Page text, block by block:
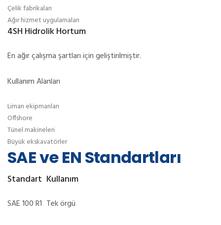
Çelik fabrikaları
Ağır hizmet uygulamaları
4SH Hidrolik Hortum
En ağır çalışma şartları için geliştirilmiştir.
Kullanım Alanları
Liman ekipmanları
Offshore
Tünel makineleri
Büyük ekskavatörler
SAE ve EN Standartları
Standart Kullanım
SAE 100 R1 Tek örgü